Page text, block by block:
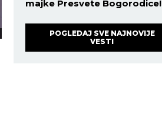
majke Presvete Bogorodice!
POGLEDAJ SVE NAJNOVIJE
VESTI